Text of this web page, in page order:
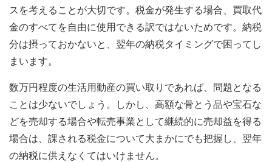
スを考えることが大切です。税金が発生する場合、買取代
金のすべてを自由に使用できる訳ではないためです。納税
分は摂っておかないと、翌年の納税タイミングで困ってし
まいます。
数万円程度の生活用動産の買い取りであれば、問題となる
ことは少ないでしょう。しかし、高額な骨とう品や宝石な
どを売却する場合や転売事業として継続的に売却益を得る
場合は、課される税金について大まかにでも把握し、翌年
の納税に供えなくてはいけません。